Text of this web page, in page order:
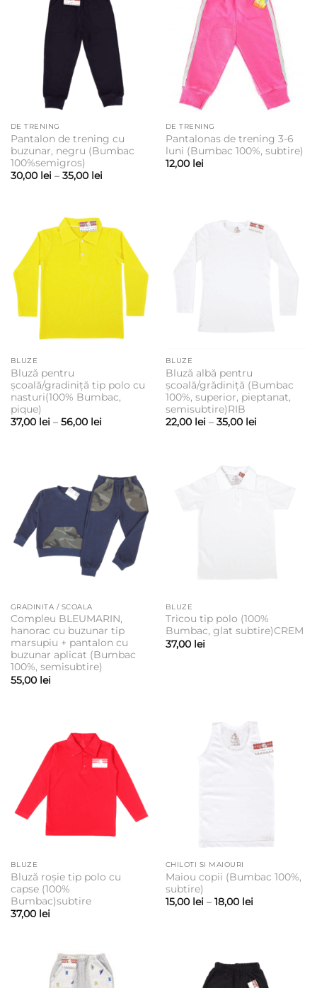
DE TRENING
Pantalon de trening cu
buzunar, negru (Bumbac
100%semigros)
30,00 lei – 35,00 leiInterval
la
35,00 lei
DE TRENING
Pantalonas de trening 3-6
luni (Bumbac 100%, subtire)
12,00 lei
BLUZE
Bluză pentru
școală/gradiniță tip polo cu
nasturi(100% Bumbac,
pique)
37,00 lei – 56,00 leiInterval
56,00 lei
BLUZE
Bluză albă pentru
școală/grădiniță (Bumbac
100%, superior, pieptanat,
semisubtire)RIB
22,00 lei – 35,00 leiInterval
GRADINITA / SCOALA
Compleu BLEUMARIN,
hanorac cu buzunar tip
marsupiu + pantalon cu
buzunar aplicat (Bumbac
100%, semisubtire)
55,00 lei
BLUZE
Tricou tip polo (100%
Bumbac, glat subtire)CREM
37,00 lei
BLUZE
Bluză roșie tip polo cu
capse (100%
Bumbac)subtire
37,00 lei
CHILOTI SI MAIOURI
Maiou copii (Bumbac 100%,
subtire)
15,00 lei – 18,00 leiInterval